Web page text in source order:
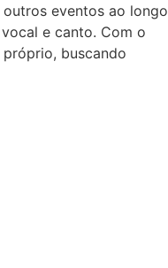
eventos ao longo
e canto. Com o
buscando